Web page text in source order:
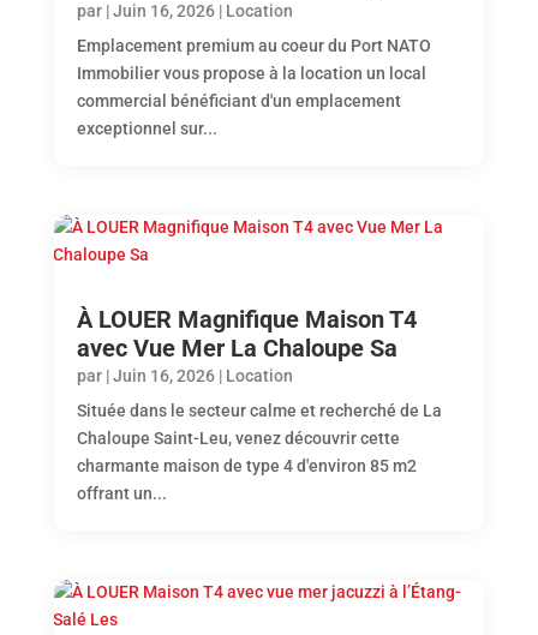
par |Juin 16, 2026| Location
Emplacement premium au coeur du Port NATO
Immobilier vous propose à la location un local
commercial bénéficiant d'un emplacement
exceptionnel sur...
À LOUER Magnifique Maison T4
avec Vue Mer La Chaloupe Sa
par |Juin 16, 2026| Location
Située dans le secteur calme et recherché de La
Chaloupe Saint-Leu, venez découvrir cette
charmante maison de type 4 d'environ 85 m2
offrant un...